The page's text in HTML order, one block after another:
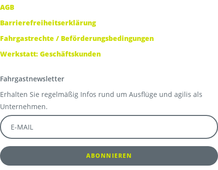
AGB
Barrierefreiheitserklärung
Fahrgastrechte / Beförderungsbedingungen
Werkstatt: Geschäftskunden
Fahrgastnewsletter
Erhalten Sie regelmäßig Infos rund um Ausflüge und agilis als
Unternehmen.